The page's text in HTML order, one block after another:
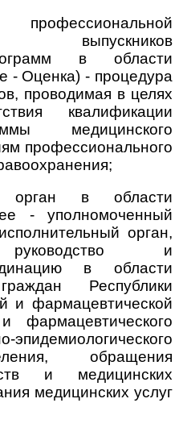
выпускников
в области
- Оценка) - процедура
проводимая в целях
квалификации
медицинского
профессионального
орган в области
- уполномоченный
орган,
руководство и
в области
Республики
и фармацевтической
фармацевтического
эпидемиологического
обращения
и медицинских
медицинских услуг